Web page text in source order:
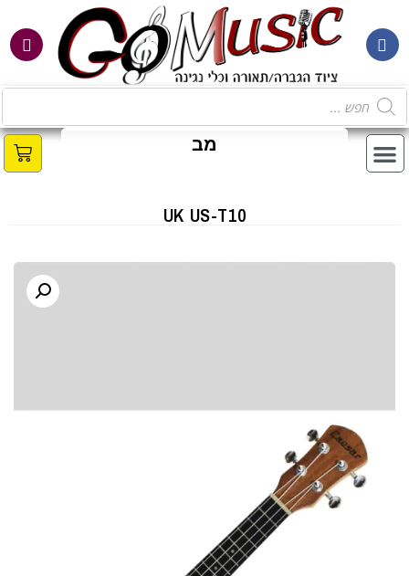
מבצ
UK US-T10